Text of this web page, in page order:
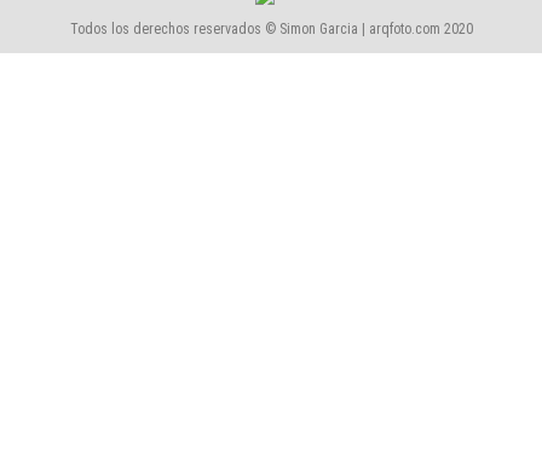
Todos los derechos reservados © Simon Garcia | arqfoto.com 2020